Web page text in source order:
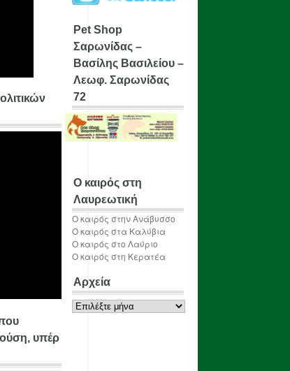
υπέρ
Pet Shop
Σαρωνίδας –
Βασίλης Βασιλείου –
Λεωφ. Σαρωνίδας
72
Ο καιρός στη
Λαυρεωτική
Ο καιρός στην Ανάβυσσο
Ο καιρός στα Καλύβια
Ο καιρός στο Λαύριο
Ο καιρός στη Κερατέα
Αρχεία
Αρχεία